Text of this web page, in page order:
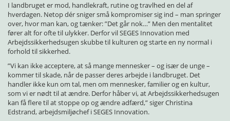
I landbruget er mod, handlekraft, rutine og travlhed en del af
hverdagen. Netop dér sniger små kompromiser sig ind – man springer
over, hvor man kan, og tænker: ”Det går nok…” Men den mentalitet
fører alt for ofte til ulykker. Derfor vil SEGES Innovation med
Arbejdssikkerhedsugen skubbe til kulturen og starte en ny normal i
forhold til sikkerhed.
”Vi kan ikke acceptere, at så mange mennesker – og især de unge –
kommer til skade, når de passer deres arbejde i landbruget. Det
handler ikke kun om tal, men om mennesker, familier og en kultur,
som vi er nødt til at ændre. Derfor håber vi, at Arbejdssikkerhedsugen
kan få flere til at stoppe op og ændre adfærd,” siger Christina
Edstrand, arbejdsmiljøchef i SEGES Innovation.